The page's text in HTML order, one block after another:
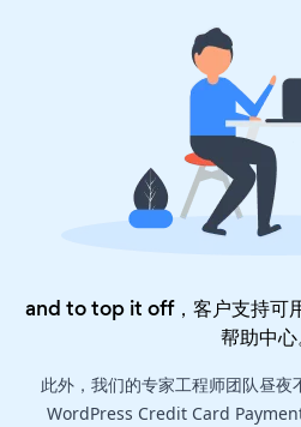
and to top it off，客户支持可
帮助中心
此外，我们的专家工程师团队昼
WordPress Credit Card